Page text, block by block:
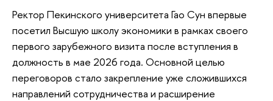
Ректор Пекинского университета Гао Сун впервые
посетил Высшую школу экономики в рамках своего
первого зарубежного визита после вступления в
должность в мае 2026 года. Основной целью
переговоров стало закрепление уже сложившихся
направлений сотрудничества и расширение